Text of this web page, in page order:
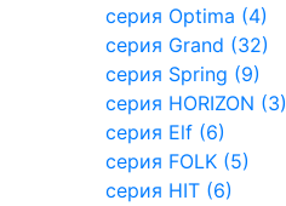
серия Optima (4)
серия Grand (32)
серия Spring (9)
cерия HORIZON (3)
серия Elf (6)
серия FOLK (5)
серия HIT (6)